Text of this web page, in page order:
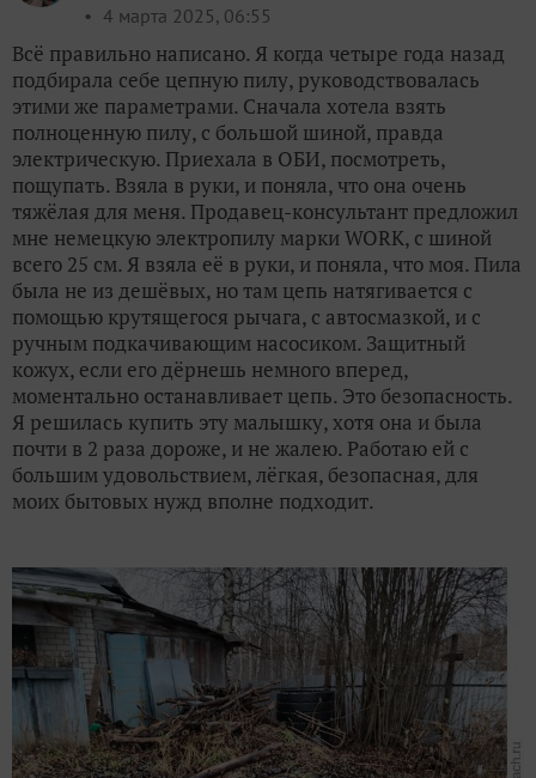
4 марта 2025, 06:55
Всё правильно написано. Я когда четыре года назад
подбирала себе цепную пилу, руководствовалась
этими же параметрами. Сначала хотела взять
полноценную пилу, с большой шиной, правда
электрическую. Приехала в ОБИ, посмотреть,
пощупать. Взяла в руки, и поняла, что она очень
тяжёлая для меня. Продавец-консультант предложил
мне немецкую электропилу марки WORK, с шиной
всего 25 см. Я взяла её в руки, и поняла, что моя. Пила
была не из дешёвых, но там цепь натягивается с
помощью крутящегося рычага, с автосмазкой, и с
ручным подкачивающим насосиком. Защитный
кожух, если его дёрнешь немного вперед,
моментально останавливает цепь. Это безопасность.
Я решилась купить эту малышку, хотя она и была
почти в 2 раза дороже, и не жалею. Работаю ей с
большим удовольствием, лёгкая, безопасная, для
моих бытовых нужд вполне подходит.